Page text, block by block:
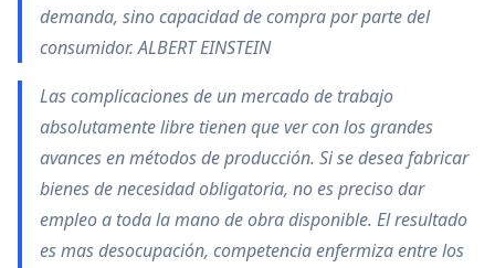
demanda, sino capacidad de compra por parte del
consumidor. ALBERT EINSTEIN
Las complicaciones de un mercado de trabajo
absolutamente libre tienen que ver con los grandes
avances en métodos de producción. Si se desea fabricar
bienes de necesidad obligatoria, no es preciso dar
empleo a toda la mano de obra disponible. El resultado
es mas desocupación, competencia enfermiza entre los